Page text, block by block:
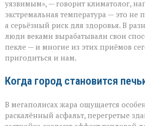
уязвимым», — говорит климатолог,
экстремальная температура — это не
а серьёзный риск для здоровья. В
люди веками вырабатывали свои
пекле — и многие из этих приёмов
пригодиться и нам.
Когда город становится
В мегаполисах жара ощущается
раскалённый асфальт, перегретые